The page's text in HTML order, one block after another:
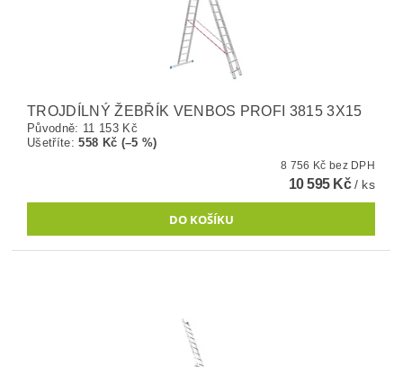
TROJDÍLNÝ ŽEBŘÍK VENBOS PROFI 3815 3X15
Původně: 11 153 Kč
Ušetříte:558 Kč (–5 %)
8 756 Kč bez DPH
10 595 Kč/ ks